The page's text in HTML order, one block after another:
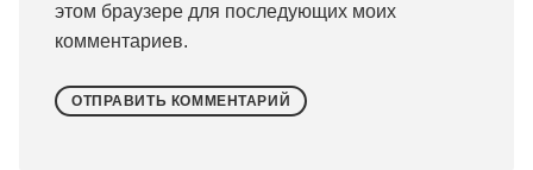
этом браузере для последующих моих
комментариев.